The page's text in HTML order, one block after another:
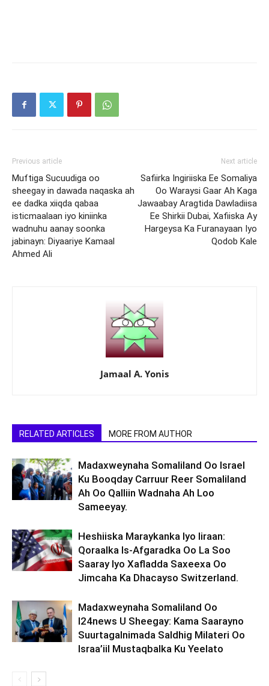
Previous article
Muftiga Sucuudiga oo
sheegay in dawada naqaska ah
ee dadka xiiqda qabaa
isticmaalaan iyo kiniinka
wadnuhu aanay soonka
jabinayn: Diyaariye Kamaal
Ahmed Ali
Next article
Safiirka Ingiriiska Ee Somaliya
Oo Waraysi Gaar Ah Kaga
Jawaabay Aragtida Dawladiisa
Ee Shirkii Dubai, Xafiiska Ay
Hargeysa Ka Furanayaan Iyo
Qodob Kale
Jamaal A. Yonis
RELATED ARTICLES MORE FROM AUTHOR
Madaxweynaha Somaliland Oo Israel
Ku Booqday Carruur Reer Somaliland
Ah Oo Qalliin Wadnaha Ah Loo
Sameeyay.
Heshiiska Maraykanka Iyo Iiraan:
Qoraalka Is-Afgaradka Oo La Soo
Saaray Iyo Xafladda Saxeexa Oo
Jimcaha Ka Dhacayso Switzerland.
Madaxweynaha Somaliland Oo
I24news U Sheegay: Kama Saarayno
Suurtagalnimada Saldhig Milateri Oo
Israa’iil Mustaqbalka Ku Yeelato